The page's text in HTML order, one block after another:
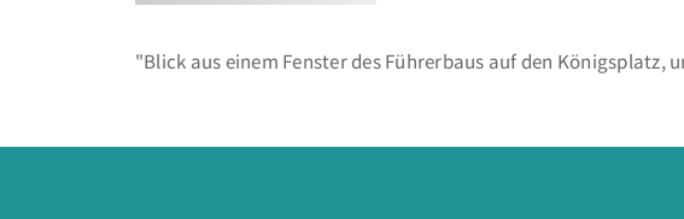
"Blick aus einem Fenster des Führerbaus auf den Königsplatz,